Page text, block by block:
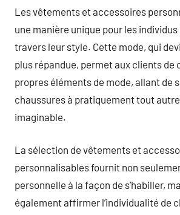
Les vêtements et accessoires
une manière unique pour les individus
travers leur style. Cette mode, qui
plus répandue, permet aux clients de
propres éléments de mode, allant de
chaussures à pratiquement tout
imaginable.
La sélection de vêtements et
personnalisables fournit non
personnelle à la façon de s’habiller,
également affirmer l’individualité de